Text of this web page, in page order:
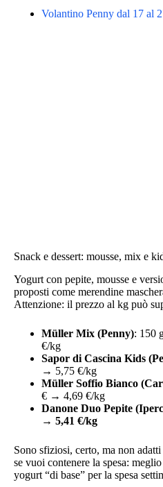
Volantino Penny dal 17 al
Snack e dessert: mousse, mix e
Yogurt con pepite, mousse e
proposti come merendine
Attenzione: il prezzo al kg può
Müller Mix (Penny): 150
€/kg
Sapor di Cascina Kids
→ 5,75 €/kg
Müller Soffio Bianco
€ → 4,69 €/kg
Danone Duo Pepite
→ 5,41 €/kg
Sono sfiziosi, certo, ma non
se vuoi contenere la spesa:
yogurt “di base” per la spesa